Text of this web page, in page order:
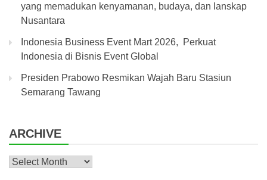
yang memadukan kenyamanan, budaya, dan lanskap
Nusantara
Indonesia Business Event Mart 2026, Perkuat
Indonesia di Bisnis Event Global
Presiden Prabowo Resmikan Wajah Baru Stasiun
Semarang Tawang
ARCHIVE
Archive